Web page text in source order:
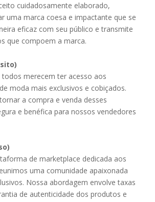
cuidadosamente elaborado,
uma marca coesa e impactante que se
eficaz com seu público e transmite
que compoem a marca.
merecem ter acesso aos
moda mais exclusivos e cobiçados.
a compra e venda desses
e benéfica para nossos vendedores
de marketplace dedicada aos
uma comunidade apaixonada
Nossa abordagem envolve taxas
de autenticidade dos produtos e